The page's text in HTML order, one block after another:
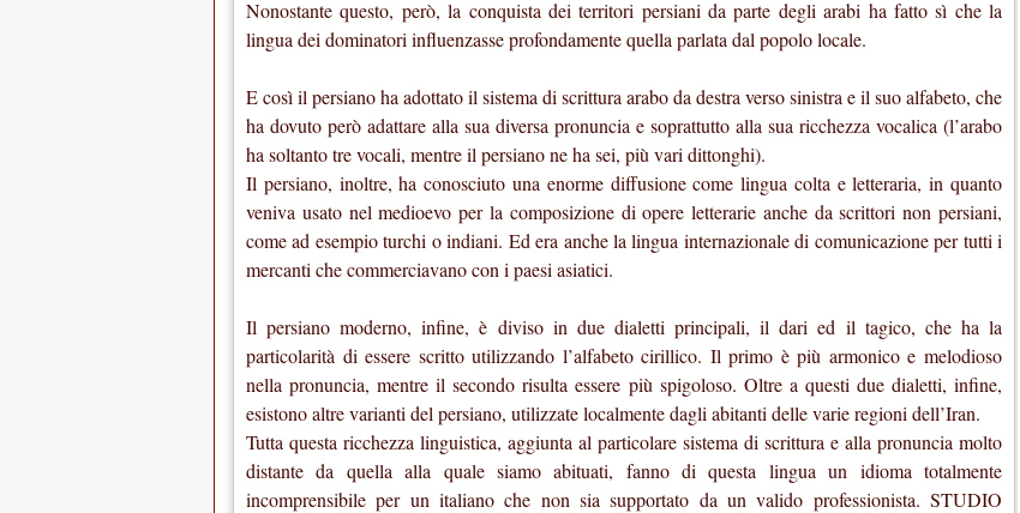
Nonostante questo, però, la conquista dei territori persiani da parte degli arabi ha fatto sì che la
lingua dei dominatori influenzasse profondamente quella parlata dal popolo locale.
E così il persiano ha adottato il sistema di scrittura arabo da destra verso sinistra e il suo alfabeto, che
ha dovuto però adattare alla sua diversa pronuncia e soprattutto alla sua ricchezza vocalica (l’arabo
ha soltanto tre vocali, mentre il persiano ne ha sei, più vari dittonghi).
Il persiano, inoltre, ha conosciuto una enorme diffusione come lingua colta e letteraria, in quanto
veniva usato nel medioevo per la composizione di opere letterarie anche da scrittori non persiani,
come ad esempio turchi o indiani. Ed era anche la lingua internazionale di comunicazione per tutti i
mercanti che commerciavano con i paesi asiatici.
Il persiano moderno, infine, è diviso in due dialetti principali, il dari ed il tagico, che ha la
particolarità di essere scritto utilizzando l’alfabeto cirillico. Il primo è più armonico e melodioso
nella pronuncia, mentre il secondo risulta essere più spigoloso. Oltre a questi due dialetti, infine,
esistono altre varianti del persiano, utilizzate localmente dagli abitanti delle varie regioni dell’Iran.
Tutta questa ricchezza linguistica, aggiunta al particolare sistema di scrittura e alla pronuncia molto
distante da quella alla quale siamo abituati, fanno di questa lingua un idioma totalmente
incomprensibile per un italiano che non sia supportato da un valido professionista. STUDIO